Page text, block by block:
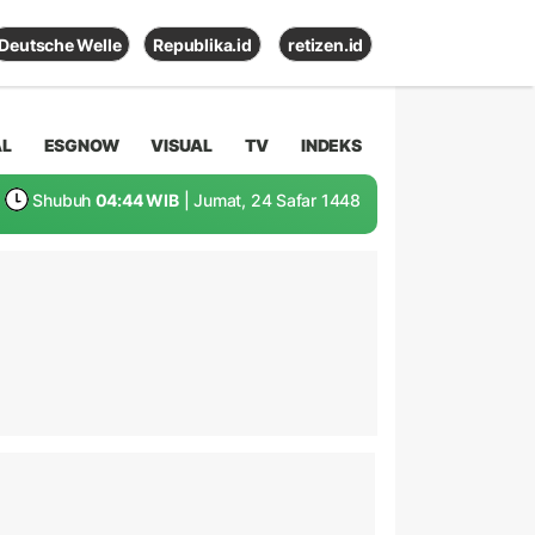
Deutsche Welle Republika.id retizen.id
ESGNOW VISUAL TV INDEKS
Shubuh 04:44 WIB | Jumat, 24 Safar 1448